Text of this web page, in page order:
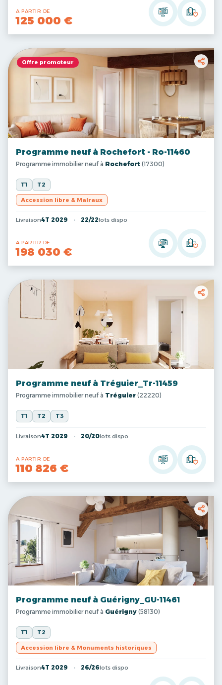
A PARTIR DE
125 000 €
Offre promoteur
Programme neuf à Rochefort - Ro-11460
Programme immobilier neuf à Rochefort (17300)
T1 T2
Accession libre & Malraux
Livraison4T 2029 22/22lots dispo
A PARTIR DE
198 030 €
Programme neuf à Tréguier_Tr-11459
Programme immobilier neuf à Tréguier (22220)
T1 T2 T3
Livraison4T 2029 20/20lots dispo
A PARTIR DE
110 826 €
Programme neuf à Guérigny_GU-11461
Programme immobilier neuf à Guérigny (58130)
T1 T2
Accession libre & Monuments historiques
Livraison4T 2029 26/26lots dispo